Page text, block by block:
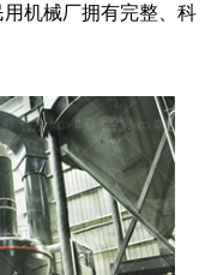
机械厂拥有完整、科